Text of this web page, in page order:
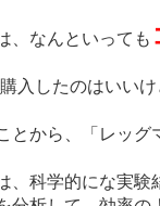
、なんといっても
入したのはいい
とから、「レッ
、科学的にな実験